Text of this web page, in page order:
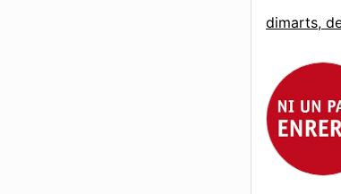
dimarts,